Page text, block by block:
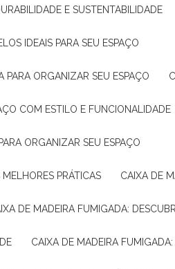
E SUSTENTABILIDADE
IDEAIS PARA SEU ESPAÇO
PARA ORGANIZAR SEU ESPAÇO
COM ESTILO E FUNCIONALIDADE
ORGANIZAR SEU ESPAÇO
PRÁTICAS CAIXA DE
DE MADEIRA FUMIGADA:
CAIXA DE MADEIRA